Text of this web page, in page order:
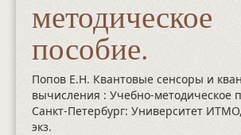
методическое
пособие.
Попов Е.Н. Квантовые сенсоры и
вычисления : Учебно-методическое
Санкт-Петербург: Университет
экз.